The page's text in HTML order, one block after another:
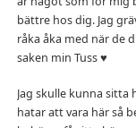
bättre hos dig. Jag
råka åka med när de
saken min Tuss ♥
Jag skulle kunna sitta
hatar att vara här så